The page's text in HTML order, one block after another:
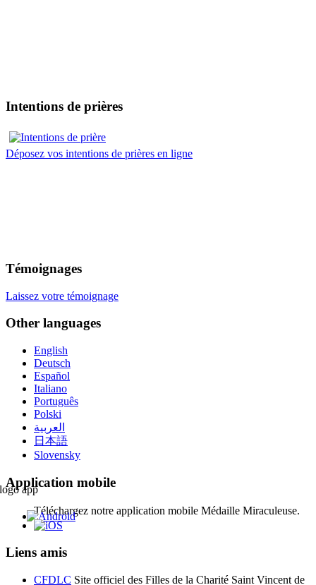
Intentions de prières
Déposez vos intentions de prières en ligne
Témoignages
Laissez votre témoignage
Other languages
English
Deutsch
Español
Italiano
Português
Polski
العربية
日本語
Slovensky
Application mobile
Téléchargez notre application mobile Médaille Miraculeuse.
Liens amis
CFDLC Site officiel des Filles de la Charité Saint Vincent de